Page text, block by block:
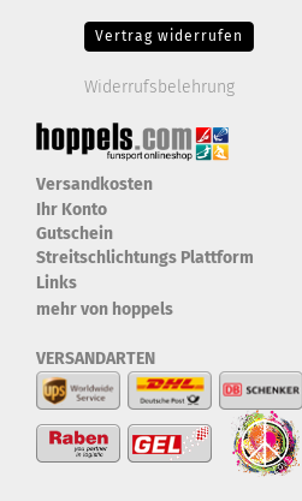
Vertrag widerrufen
Widerrufsbelehrung
Versandkosten
Ihr Konto
Gutschein
Streitschlichtungs Plattform
Links
mehr von hoppels
VERSANDARTEN